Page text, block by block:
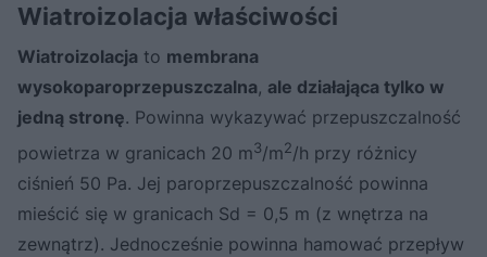
Wiatroizolacja właściwości
Wiatroizolacja to membrana
wysokoparoprzepuszczalna, ale działająca tylko w
jedną stronę. Powinna wykazywać przepuszczalność
powietrza w granicach 20 m3/m2/h przy różnicy
ciśnień 50 Pa. Jej paroprzepuszczalność powinna
mieścić się w granicach Sd = 0,5 m (z wnętrza na
zewnątrz). Jednocześnie powinna hamować przepływ